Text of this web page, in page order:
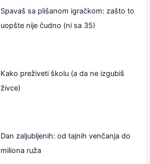
Spavaš sa plišanom igračkom: zašto to
uopšte nije čudno (ni sa 35)
Kako preživeti školu (a da ne izgubiš
živce)
Dan zaljubljenih: od tajnih venčanja do
miliona ruža